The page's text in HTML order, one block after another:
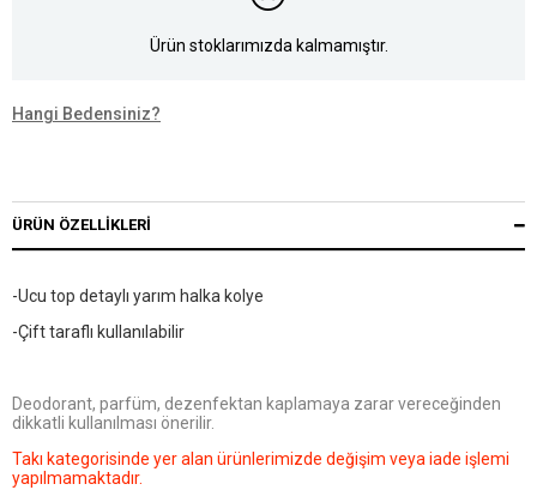
Ürün stoklarımızda kalmamıştır.
Hangi Bedensiniz?
ÜRÜN ÖZELLIKLERI
-Ucu top detaylı yarım halka kolye
-Çift taraflı kullanılabilir
Deodorant, parfüm, dezenfektan kaplamaya zarar vereceğinden
dikkatli kullanılması önerilir.
Takı kategorisinde yer alan ürünlerimizde değişim veya iade işlemi
yapılmamaktadır.